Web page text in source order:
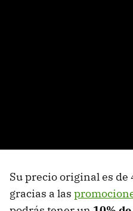
Su precio original es de
gracias a las